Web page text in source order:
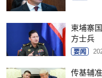
柬埔寨
方士兵
要闻
传基辅